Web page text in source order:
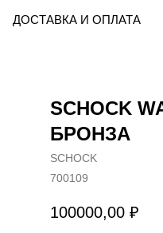
ДОСТАВКА И ОПЛАТА
SCHOCK
БРОНЗА
SCHOCK
700109
100000,00 ₽